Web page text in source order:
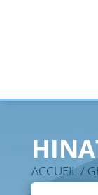
ACCUEIL/